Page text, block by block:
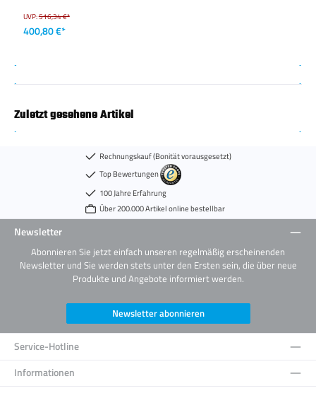
UVP:516,34 €*
400,80 €*
Zuletzt gesehene Artikel
Rechnungskauf (Bonität vorausgesetzt)
Top Bewertungen
100 Jahre Erfahrung
Über 200.000 Artikel online bestellbar
Newsletter
Abonnieren Sie jetzt einfach unseren regelmäßig erscheinenden
Newsletter und Sie werden stets unter den Ersten sein, die über neue
Produkte und Angebote informiert werden.
Newsletter abonnieren
Service-Hotline
Informationen